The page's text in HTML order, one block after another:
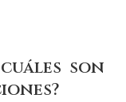
cuáles son